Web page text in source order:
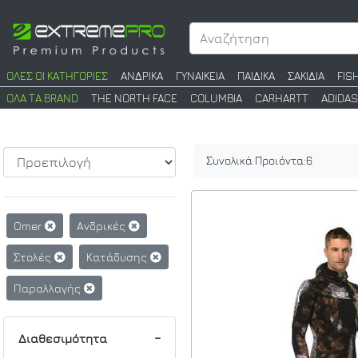
ΟΛΕΣ ΟΙ ΚΑΤΗΓΟΡΙΕΣ ΑΝΔΡΙΚΑ ΓΥΝΑΙΚΕΙΑ ΠΑΙΔΙΚΑ ΣΑΚΙΔΙΑ
ΟΛΑ ΤΑ BRAND
THE NORTH FACE COLUMBIA CARHARTT ADIDAS
Omer Ανδρικές
Στολές Κατάδυσης
Παραλλαγής
Διαθεσιμότητα
Συνολικά Προιόντα:6